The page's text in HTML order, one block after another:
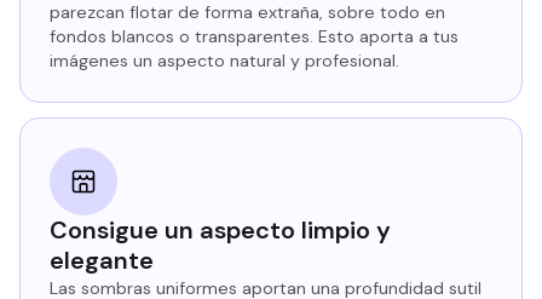
parezcan flotar de forma extraña, sobre todo en
fondos blancos o transparentes. Esto aporta a tus
imágenes un aspecto natural y profesional.
Consigue un aspecto limpio y
elegante
Las sombras uniformes aportan una profundidad sutil